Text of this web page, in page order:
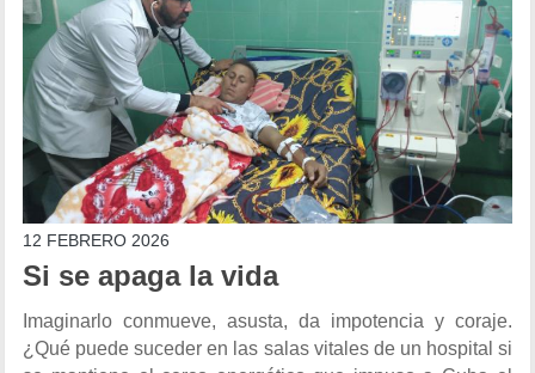
12 FEBRERO 2026
Si se apaga la vida
Imaginarlo conmueve, asusta, da impotencia y coraje.
¿Qué puede suceder en las salas vitales de un hospital si